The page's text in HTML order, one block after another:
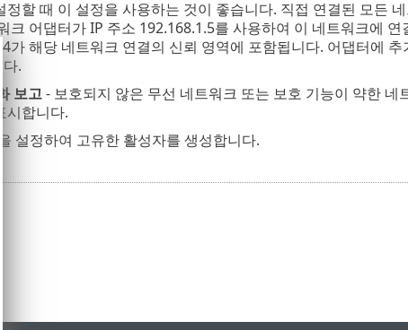
정할 때 이 설정을 사용하는 것이 좋습니다. 직접 연결된 모든
크 어댑터가 IP 주소 192.168.1.5를 사용하여 이 네트워크에
가 해당 네트워크 연결의 신뢰 영역에 포함됩니다. 어댑터에
.
보고- 보호되지 않은 무선 네트워크 또는 보호 기능이 약한
시합니다.
설정하여 고유한 활성자를 생성합니다.